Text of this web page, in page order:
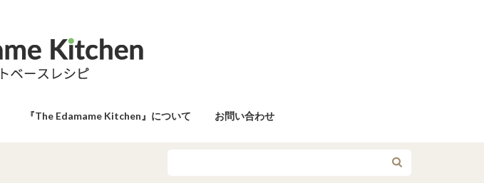
『The Edamame Kitchen』について お問い合わせ